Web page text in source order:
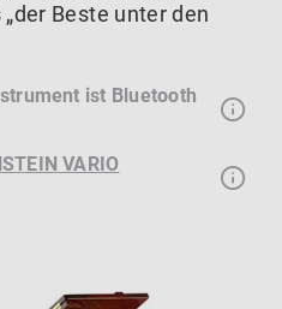
Beste unter den
ist Bluetooth
VARIO